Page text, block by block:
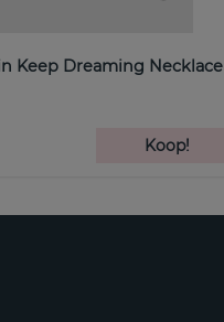
Keep Dreaming Necklace
Koop!